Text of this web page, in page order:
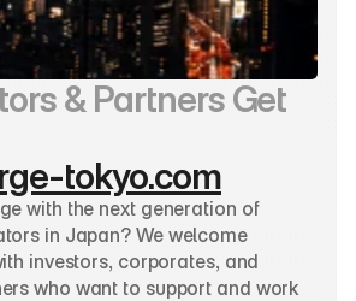
& Partners Get
tokyo.com
with the next generation of
in Japan? We welcome
investors, corporates, and
who want to support and work